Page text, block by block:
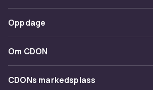
Spor pakke
Angre & returner her
Kontakt oss
Betaling
Levering
Tilbakekallinger
Oppdage
Kategorier
Varemerker
Om CDON
Om oss
CDONs markedsplass